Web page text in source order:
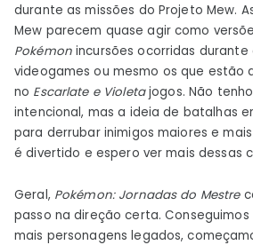
durante as missões do Projeto Mew.
Mew parecem quase agir como
Pokémonincursões ocorridas durante
videogames ou mesmo os que estão
no Escarlate e Violetajogos. Não
intencional, mas a ideia de batalhas
para derrubar inimigos maiores e
é divertido e espero ver mais dessas
Geral, Pokémon: Jornadas do Mestre
passo na direção certa.
mais personagens legados,